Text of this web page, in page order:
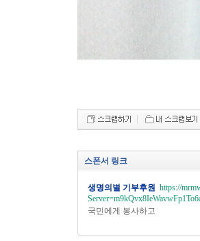
스폰서 링크
생명의별 기부후원 https://
국민에게 봉사하고